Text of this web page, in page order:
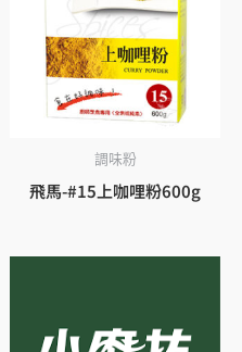
調味粉
飛馬-#15上咖哩粉600g